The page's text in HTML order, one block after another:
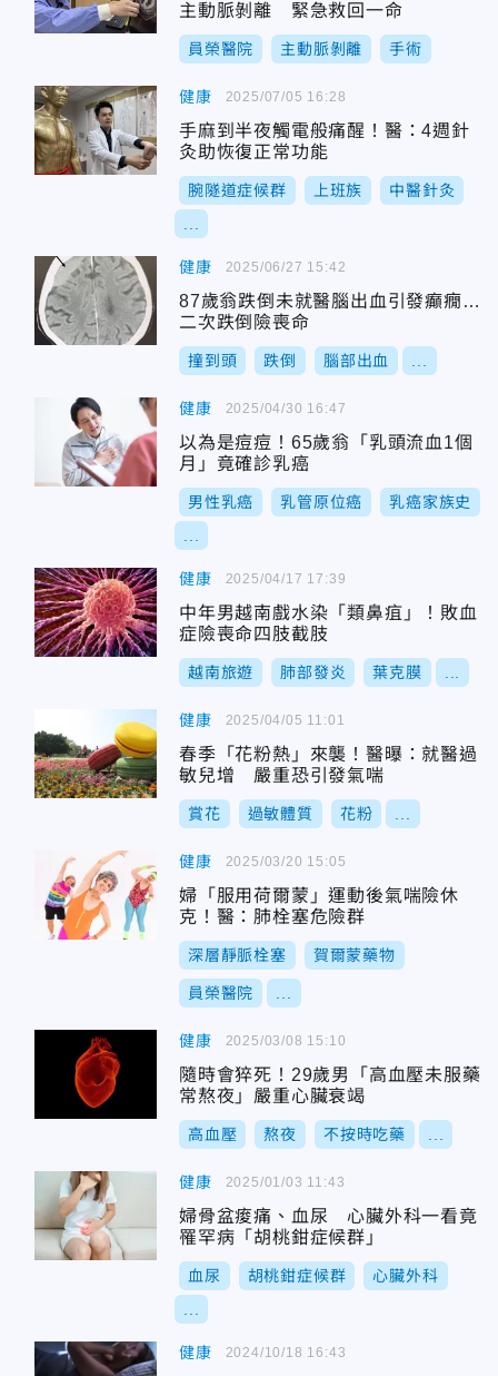
主動脈剝離 緊急救回一命
員榮醫院 主動脈剝離 手術
健康
手麻到半夜觸電般痛醒！醫：4週針
灸助恢復正常功能
腕隧道症候群 上班族 中醫針灸
2025/07/05 16:28
健康
87歲翁跌倒未就醫腦出血引發癲癇…
二次跌倒險喪命
撞到頭 跌倒 腦部出血
2025/06/27 15:42
健康
以為是痘痘！65歲翁「乳頭流血1個
月」竟確診乳癌
男性乳癌 乳管原位癌 乳癌家族史
2025/04/30 16:47
健康
中年男越南戲水染「類鼻疽」！敗血
症險喪命四肢截肢
越南旅遊 肺部發炎 葉克膜
2025/04/17 17:39
健康
春季「花粉熱」來襲！醫曝：就醫過
敏兒增 嚴重恐引發氣喘
賞花 過敏體質 花粉
2025/04/05 11:01
健康
婦「服用荷爾蒙」運動後氣喘險休
克！醫：肺栓塞危險群
深層靜脈栓塞 賀爾蒙藥物
員榮醫院
2025/03/20 15:05
健康
隨時會猝死！29歲男「高血壓未服藥
常熬夜」嚴重心臟衰竭
高血壓 熬夜 不按時吃藥
2025/03/08 15:10
健康
婦骨盆痠痛、血尿 心臟外科一看竟
罹罕病「胡桃鉗症候群」
血尿 胡桃鉗症候群 心臟外科
2025/01/03 11:43
健康 2024/10/18 16:43